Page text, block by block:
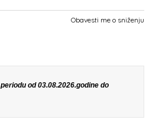
Obavesti me o sniženju
od 03.08.2026.godine do